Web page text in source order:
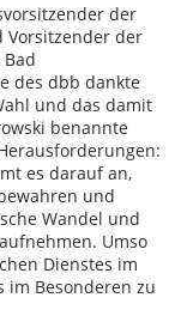
der
Vorsitzender der
des dbb dankte
und das damit
benannte
es darauf an,
und
Wandel und
Umso
Dienstes im
im Besonderen zu